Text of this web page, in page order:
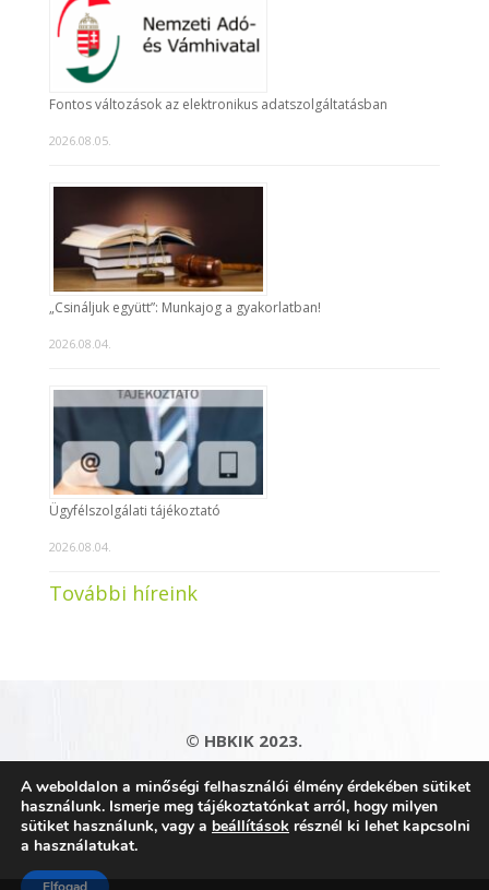
Fontos változások az elektronikus adatszolgáltatásban
2026.08.05.
„Csináljuk együtt”: Munkajog a gyakorlatban!
2026.08.04.
Ügyfélszolgálati tájékoztató
2026.08.04.
További híreink
© HBKIK 2023.
Adatkezelési tájékoztató|Impresszum|
Kapcsolat|Honlaptérkép
A weboldalon a minőségi felhasználói élmény érdekében sütiket
használunk. Ismerje meg tájékoztatónkat arról, hogy milyen
sütiket használunk, vagy a beállítások résznél ki lehet kapcsolni
a használatukat.